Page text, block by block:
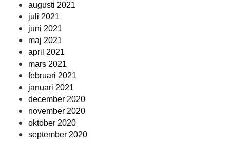
augusti 2021
juli 2021
juni 2021
maj 2021
april 2021
mars 2021
februari 2021
januari 2021
december 2020
november 2020
oktober 2020
september 2020